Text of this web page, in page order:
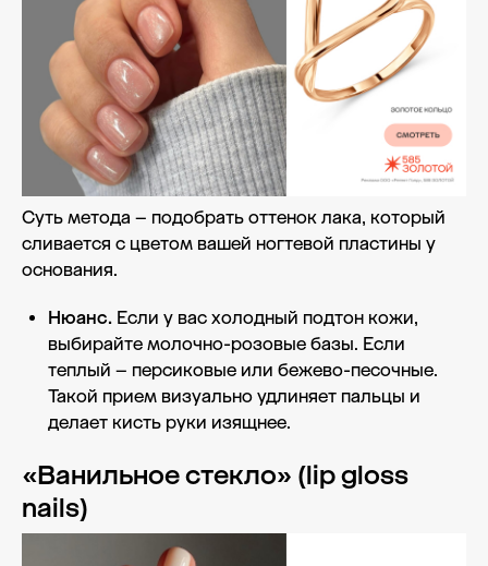
Суть метода – подобрать оттенок лака, который
сливается с цветом вашей ногтевой пластины у
основания.
Нюанс. Если у вас холодный подтон кожи,
выбирайте молочно-розовые базы. Если
теплый – персиковые или бежево-песочные.
Такой прием визуально удлиняет пальцы и
делает кисть руки изящнее.
«Ванильное стекло» (lip gloss
nails)